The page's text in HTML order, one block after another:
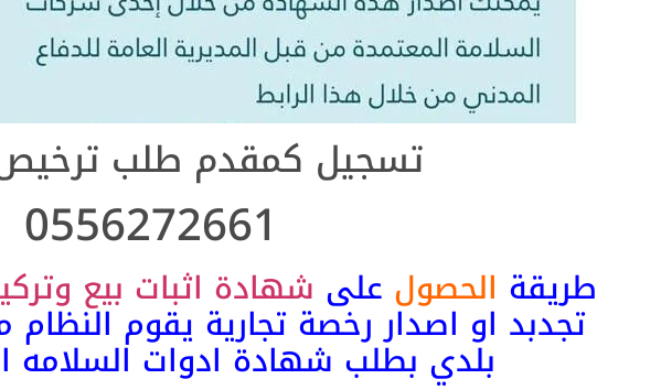
تسجيل كمقدم طلب
0556272661
طريقة الحصول على شهادة اثبات بيع
تجدبد او اصدار رخصة تجارية يقوم
بلدي بطلب شهادة ادوات السلامه